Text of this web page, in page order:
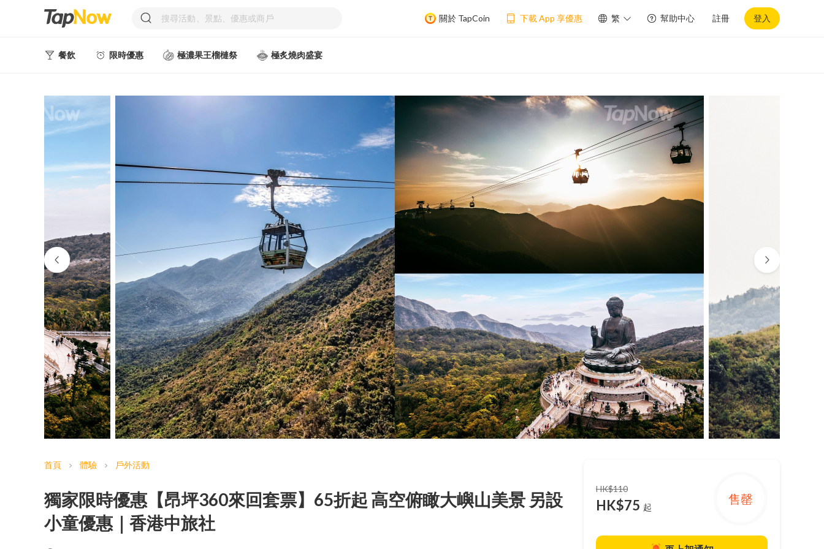
關於 TapCoin 下載 App 享優惠 繁 幫助中心 註冊 登入
餐飲
中式美食
西式美食
台式美食
限時優惠 極濃果王榴槤祭 極炙燒肉盛宴
首頁 chevron_right 體驗 chevron_right 戶外活動
獨家限時優惠【昂坪360來回套票】65折起 高空俯瞰大嶼山美景 另設
小童優惠｜香港中旅社
HK$110
HK$75 起
售罄